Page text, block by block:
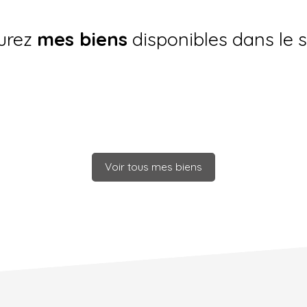
mes biens disponibles dans le
Voir tous mes biens